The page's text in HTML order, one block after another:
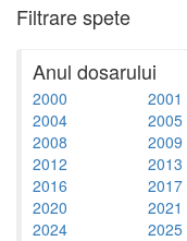
Filtrare spete
Anul dosarului
2000 2001
2004
2005
2008
2009
2012
2013
2016
2017
2020
2021
2024
2025